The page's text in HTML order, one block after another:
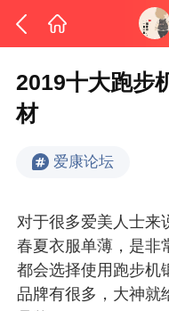
2019十大跑步
材
爱康论坛
对于很多爱美人士来
春夏衣服单薄，是非
都会选择使用跑步机
品牌有很多，大神就